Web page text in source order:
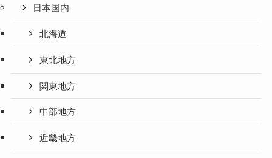
日本国内
北海道
東北地方
関東地方
中部地方
近畿地方